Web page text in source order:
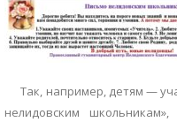
Так, например, детям —
нелидовским